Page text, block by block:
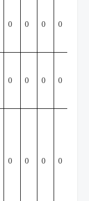
0 0 0 0
0 0 0 0
0 0 0 0